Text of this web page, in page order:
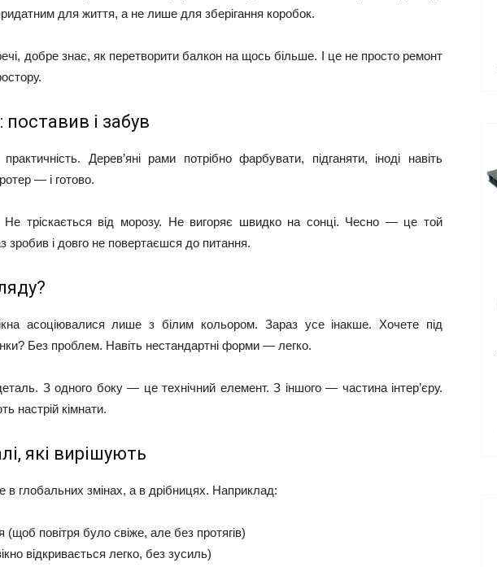
для життя, а не лише для зберігання коробок.
добре знає, як перетворити балкон на щось більше. І це не просто ремонт
поставив і забув
Дерев’яні рами потрібно фарбувати, підганяти, іноді навіть
— і готово.
Не тріскається від морозу. Не вигоряє швидко на сонці. Чесно — це той
зробив і довго не повертаєшся до питання.
асоціювалися лише з білим кольором. Зараз усе інакше. Хочете під
Без проблем. Навіть нестандартні форми — легко.
З одного боку — це технічний елемент. З іншого — частина інтер’єру.
настрій кімнати.
які вирішують
в глобальних змінах, а в дрібницях. Наприклад:
(щоб повітря було свіже, але без протягів)
відкривається легко, без зусиль)